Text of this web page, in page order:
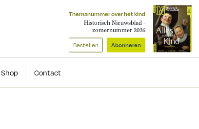
Themanummer over het kind
Historisch Nieuwsblad -
zomernummer 2026
Bestellen Abonneren
Shop Contact